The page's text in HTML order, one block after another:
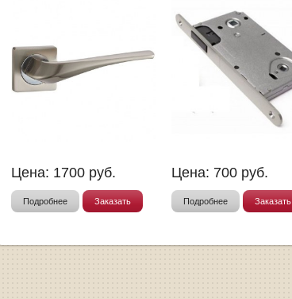
Цена: 1700 руб.
Подробнее Заказать
Цена: 700 руб.
Подробнее Заказать